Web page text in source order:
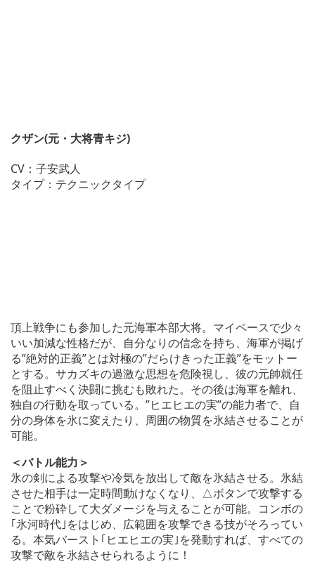
クザン(元・大将青キジ)
CV：子安武人
タイプ：テクニックタイプ
頂上戦争にも参加した元海軍本部大将。マイペースで少々
いい加減な性格だが、自分なりの信念を持ち、海軍が掲げ
る”絶対的正義”とは対極の”だらけきった正義”をモットー
とする。サカズキの過激な思想を危険視し、彼の元帥就任
を阻止すべく決闘に挑むも敗れた。その後は海軍を離れ、
独自の行動を取っている。”ヒエヒエの実”の能力者で、自
分の身体を氷に変えたり、周囲の物質を氷結させることが
可能。
＜バトル能力＞
氷の剣による攻撃や冷気を放出して敵を氷結させる。氷結
させた相手は一定時間動けなくなり、△ボタンで攻撃する
ことで粉砕して大ダメージを与えることが可能。コンボの
｢氷河時代｣をはじめ、広範囲を攻撃できる技がそろってい
る。本気バースト｢ヒエヒエの実｣を発動すれば、すべての
攻撃で敵を氷結させられるように！